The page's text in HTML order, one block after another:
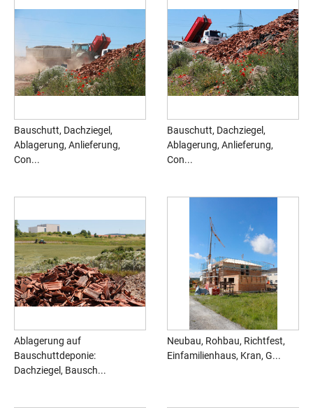
Bauschutt, Dachziegel,
Ablagerung, Anlieferung,
Con...
Bauschutt, Dachziegel,
Ablagerung, Anlieferung,
Con...
Ablagerung auf
Bauschuttdeponie:
Dachziegel, Bausch...
Neubau, Rohbau, Richtfest,
Einfamilienhaus, Kran, G...